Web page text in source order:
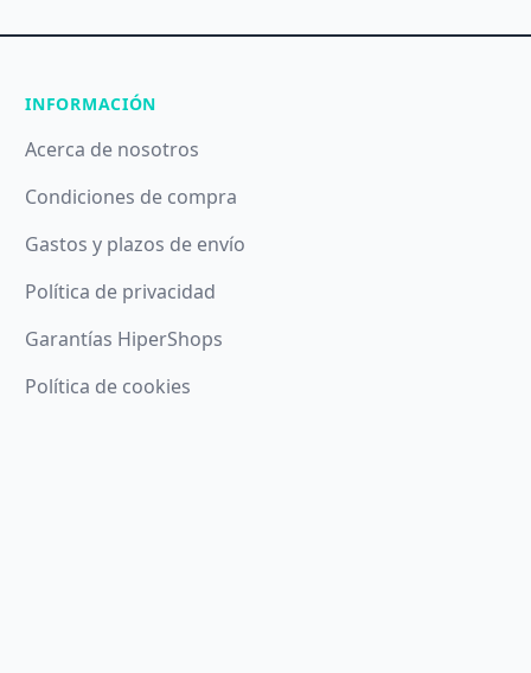
INFORMACIÓN
Acerca de nosotros
Condiciones de compra
Gastos y plazos de envío
Política de privacidad
Garantías HiperShops
Política de cookies